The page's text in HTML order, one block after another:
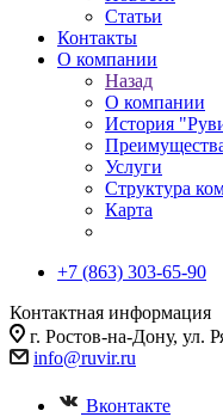
Статьи
Контакты
О компании
Назад
О компании
История
Услуги
Структура
Карта
+7 (863) 303-65-90
Контактная информация
г. Ростов-на-Дону, ул.
info@ruvir.ru
Вконтакте